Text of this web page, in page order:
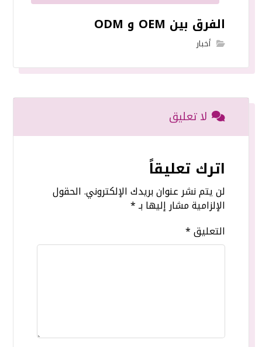
الفرق بين OEM و ODM
أخبار
لا تعليق
اترك تعليقاً
لن يتم نشر عنوان بريدك الإلكتروني.الحقول
الإلزامية مشار إليها بـ*
التعليق*